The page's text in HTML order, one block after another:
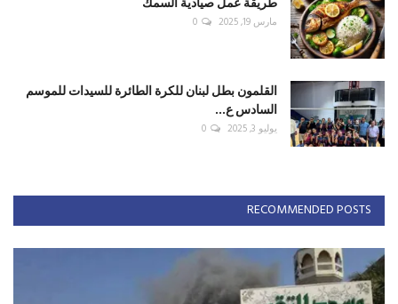
مارس 19, 2025 0
القلمون بطل لبنان للكرة الطائرة للسيدات للموسم
السادس ع...
يوليو 3, 2025 0
RECOMMENDED POSTS